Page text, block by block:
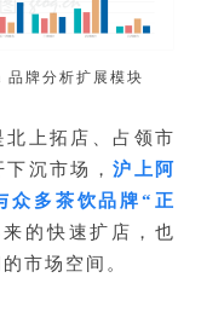
品牌分析扩展模块
上拓店、占领市
下沉市场，沪上阿
众多茶饮品牌“正
的快速扩店，也
市场空间。